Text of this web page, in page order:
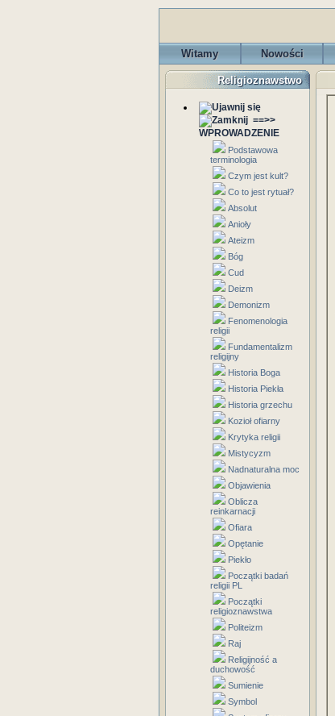
Witamy Nowości
Religioznawstwo
==>>
WPROWADZENIE
Podstawowa
terminologia
Czym jest kult?
Co to jest rytuał?
Absolut
Anioły
Ateizm
Bóg
Cud
Deizm
Demonizm
Fenomenologia
religii
Fundamentalizm
religijny
Historia Boga
Historia Piekła
Historia grzechu
Kozioł ofiarny
Krytyka religii
Mistycyzm
Nadnaturalna moc
Objawienia
Oblicza
reinkarnacji
Ofiara
Opętanie
Piekło
Początki badań
religii PL
Początki
religioznawstwa
Politeizm
Raj
Religijność a
duchowość
Sumienie
Symbol